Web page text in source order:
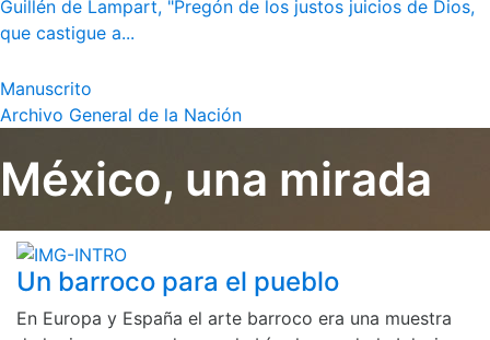
Guillén de Lampart, "Pregón de los justos juicios de Dios,
que castigue a...
Manuscrito
Archivo General de la Nación
México, una mirada
Un barroco para el pueblo
En Europa y España el arte barroco era una muestra